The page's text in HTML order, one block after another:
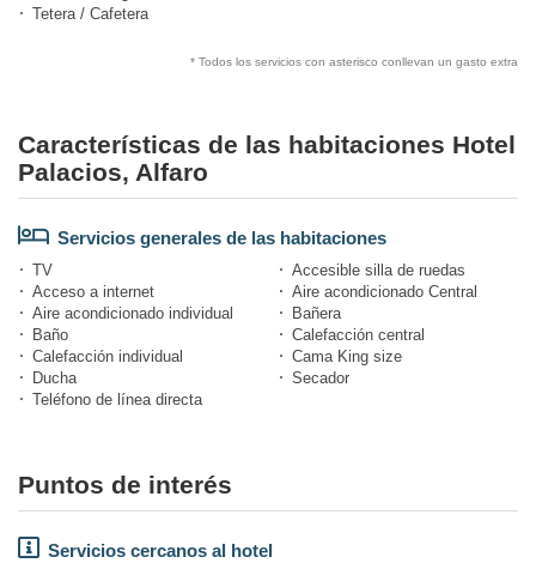
Tetera / Cafetera
* Todos los servicios con asterisco conllevan un gasto extra
Características de las habitaciones Hotel
Palacios, Alfaro
Servicios generales de las habitaciones
TV
Accesible silla de ruedas
Acceso a internet
Aire acondicionado Central
Aire acondicionado individual
Bañera
Baño
Calefacción central
Calefacción individual
Cama King size
Ducha
Secador
Teléfono de línea directa
Puntos de interés
Servicios cercanos al hotel